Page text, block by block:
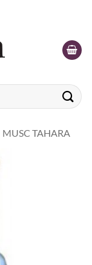
MUSC TAHARA